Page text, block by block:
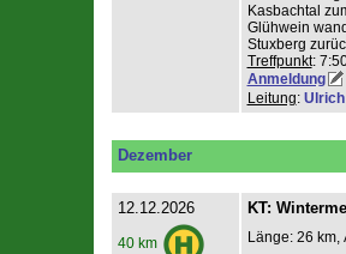
Kasbachtal
Glühwein
Stuxberg
Treffpunkt:
Anmeldung
Leitung:
Dezember
12.12.2026
40 km
KT:
Länge: 26 km,